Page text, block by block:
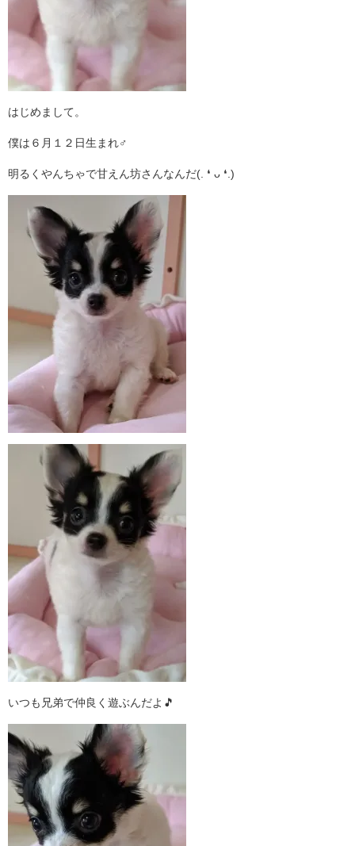
はじめまして。
僕は６月１２日生まれ♂
明るくやんちゃで甘えん坊さんなんだ(. ❛ ᴗ ❛.)
いつも兄弟で仲良く遊ぶんだよ🎵